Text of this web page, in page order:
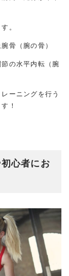
。
骨（腕の骨）
の水平内転（腕
ーニングを行う
！
心者にお